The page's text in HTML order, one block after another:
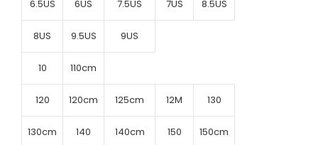
6.5US 6US 7.5US 7US 8.5US
8US 9.5US 9US
10 110cm
120 120cm 125cm 12M 130
130cm 140 140cm 150 150cm